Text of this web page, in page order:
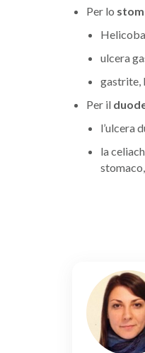
Per lo
ulcera
gastrite,
Per il
l’ulcera
la